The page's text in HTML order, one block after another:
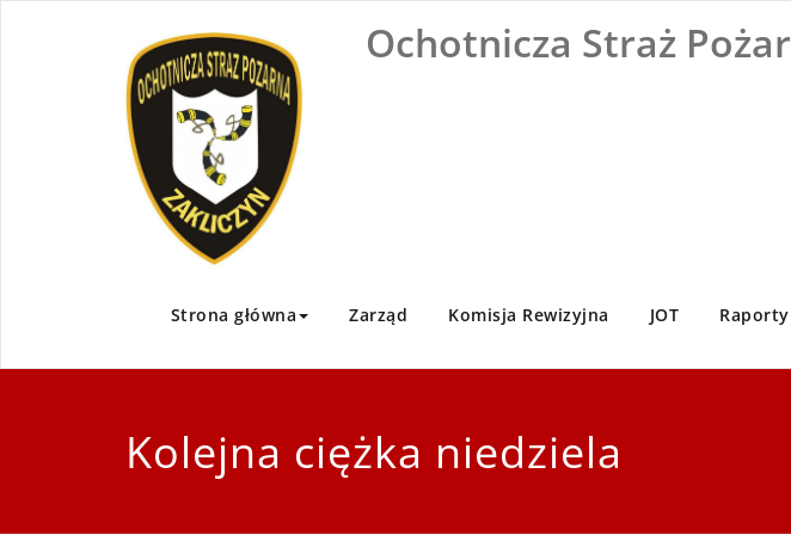
Ochotnicza Straż
Strona główna Zarząd Komisja Rewizyjna JOT
Kolejna ciężka niedziela